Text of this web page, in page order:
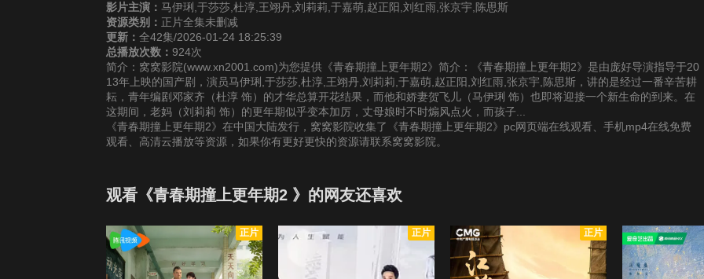
影片主演： 马伊琍,于莎莎,杜淳,王翊丹,刘莉莉,于嘉萌,赵正阳,刘红雨,张京宇,陈思斯
资源类别： 正片全集未删减
更新： 全42集/2026-01-24 18:25:39
总播放次数： 924次
简介：窝窝影院(www.xn2001.com)为您提供《青春期撞上更年期2》简介：《青春期撞上更年期2》是由庞好导演指导于20
13年上映的国产剧，演员马伊琍,于莎莎,杜淳,王翊丹,刘莉莉,于嘉萌,赵正阳,刘红雨,张京宇,陈思斯，讲的是经过一番辛苦耕
耘，青年编剧邓家齐（杜淳 饰）的才华总算开花结果，而他和娇妻贺飞儿（马伊琍 饰）也即将迎接一个新生命的到来。在
这期间，老妈（刘莉莉 饰）的更年期似乎变本加厉，丈母娘时不时煽风点火，而孩子...
《青春期撞上更年期2》在中国大陆发行，窝窝影院收集了《青春期撞上更年期2》pc网页端在线观看、手机mp4在线免费
观看、高清云播放等资源，如果你有更好更快的资源请联系窝窝影院。
观看《青春期撞上更年期2 》的网友还喜欢
正片 正片 正片